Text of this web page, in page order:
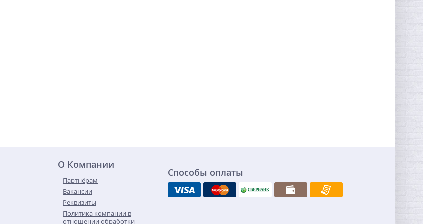
О Компании
Партнёрам
Вакансии
Реквизиты
Политика компании в
отношении обработки
Способы оплаты